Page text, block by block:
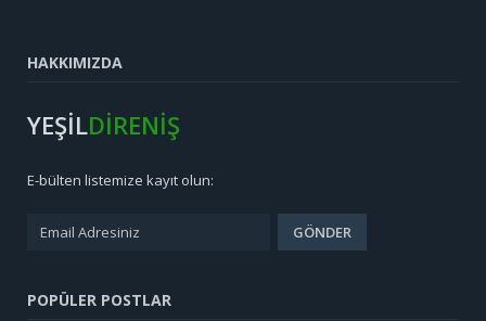
HAKKIMIZDA
YEŞİLDİRENİŞ
E-bülten listemize kayıt olun:
POPÜLER POSTLAR